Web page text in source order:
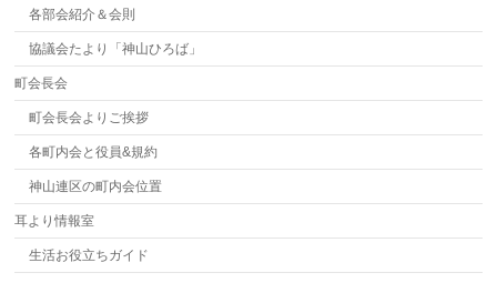
各部会紹介＆会則
協議会たより「神山ひろば」
町会長会
町会長会よりご挨拶
各町内会と役員&規約
神山連区の町内会位置
耳より情報室
生活お役立ちガイド